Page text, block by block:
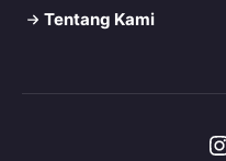
Tentang Kami